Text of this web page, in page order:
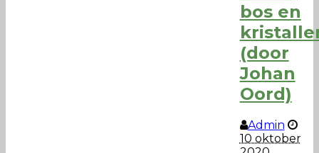
bos en
(door
Johan
Oord)
Admin
10 oktober